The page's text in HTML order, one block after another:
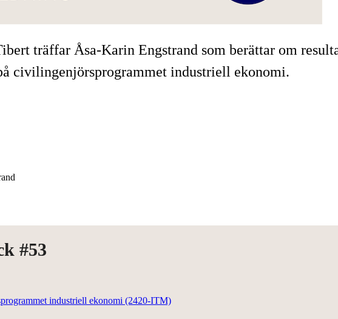
träffar Åsa-Karin Engstrand som berättar om
civilingenjörsprogrammet industriell ekonomi.
#53
industriell ekonomi (2420-ITM)